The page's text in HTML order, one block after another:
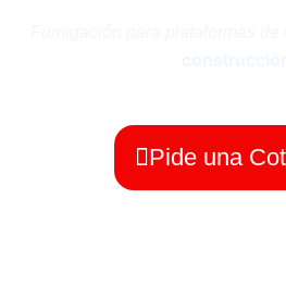
Pide una